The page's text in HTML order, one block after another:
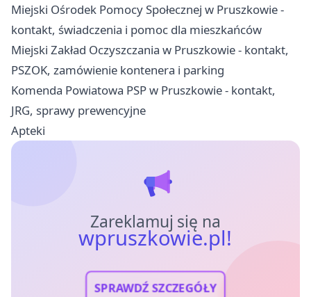
Miejski Ośrodek Pomocy Społecznej w Pruszkowie -
kontakt, świadczenia i pomoc dla mieszkańców
Miejski Zakład Oczyszczania w Pruszkowie - kontakt,
PSZOK, zamówienie kontenera i parking
Komenda Powiatowa PSP w Pruszkowie - kontakt,
JRG, sprawy prewencyjne
Apteki
Zareklamuj się na
wpruszkowie.pl!
SPRAWDŹ SZCZEGÓŁY